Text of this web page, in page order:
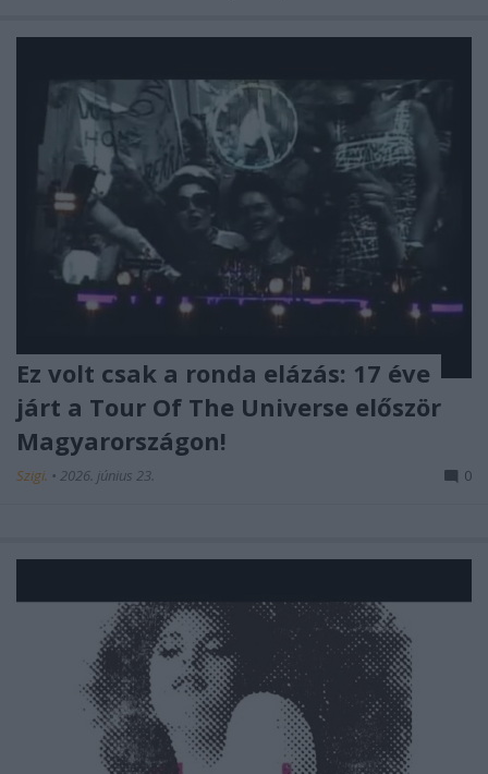
Ez volt csak a ronda elázás: 17 éve
járt a Tour Of The Universe először
Magyarországon!
Szigi. • 2026. június 23. 0